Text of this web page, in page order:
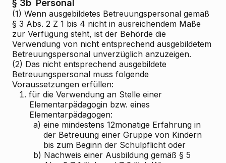
§ 3b Personal
(1) Wenn ausgebildetes Betreuungspersonal gemäß
§ 3 Abs. 2 Z 1 bis 4 nicht in ausreichendem Maße
zur Verfügung steht, ist der Behörde die
Verwendung von nicht entsprechend ausgebildetem
Betreuungspersonal unverzüglich anzuzeigen.
(2) Das nicht entsprechend ausgebildete
Betreuungspersonal muss folgende
Voraussetzungen erfüllen:
1. für die Verwendung an Stelle einer
Elementarpädagogin bzw. eines
Elementarpädagogen:
a) eine mindestens 12monatige Erfahrung in
der Betreuung einer Gruppe von Kindern
bis zum Beginn der Schulpflicht oder
b) Nachweis einer Ausbildung gemäß § 5